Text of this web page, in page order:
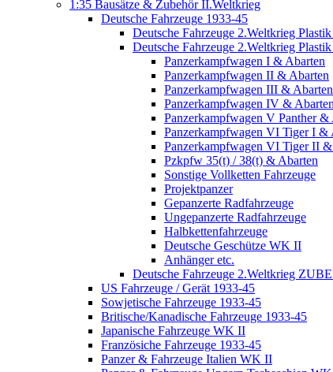
1:35 Bausätze & Zubehör II.Weltkrieg
Deutsche Fahrzeuge 1933-45
Deutsche Fahrzeuge 2.Weltkrieg
Deutsche Fahrzeuge 2.Weltkrieg
Panzerkampfwagen I & Abarten
Panzerkampfwagen II & Abarten
Panzerkampfwagen III & Abarten
Panzerkampfwagen IV &
Panzerkampfwagen V Panther &
Panzerkampfwagen VI Tiger I &
Panzerkampfwagen VI Tiger II
Pzkpfw 35(t) / 38(t) & Abarten
Sonstige Vollketten Fahrzeuge
Projektpanzer
Gepanzerte Radfahrzeuge
Ungepanzerte Radfahrzeuge
Halbkettenfahrzeuge
Deutsche Geschütze WK II
Anhänger etc.
Deutsche Fahrzeuge 2.Weltkrieg
US Fahrzeuge / Gerät 1933-45
Sowjetische Fahrzeuge 1933-45
Britische/Kanadische Fahrzeuge 1933-45
Japanische Fahrzeuge WK II
Französiche Fahrzeuge 1933-45
Panzer & Fahrzeuge Italien WK II